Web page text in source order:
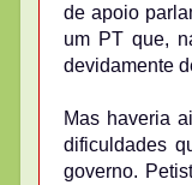
de apoio
um PT que,
devidamente
Mas haveria
dificuldades
governo.